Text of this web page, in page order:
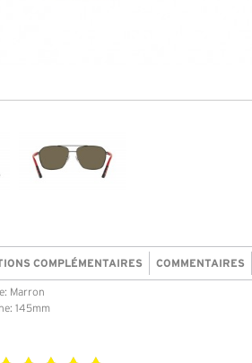
COMPLÉMENTAIRES COMMENTAIRES
Marron
145mm